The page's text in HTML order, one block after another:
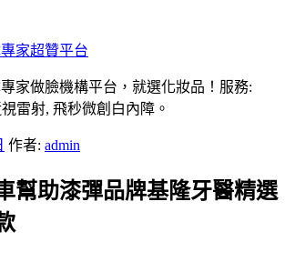
家超贊平台
家做臉機構平台，就選化妝品！服務:
雷射, 飛秒微創白內障。
作者: admin
幫助漆彈品牌基隆牙醫精選